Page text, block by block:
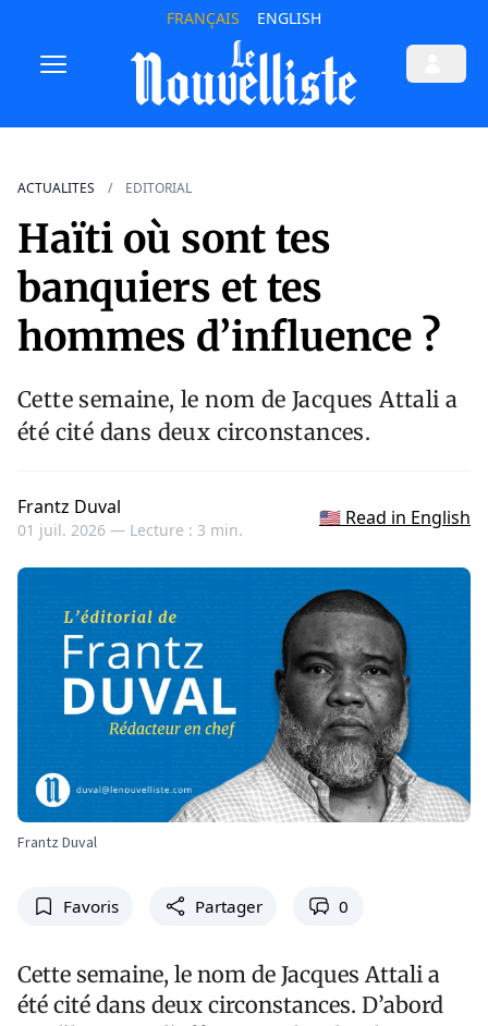
FRANÇAIS ENGLISH
ACTUALITES EDITORIAL
Haïti où sont tes
banquiers et tes
hommes d’influence ?
Cette semaine, le nom de Jacques Attali a
été cité dans deux circonstances.
Frantz Duval
01 juil. 2026 — Lecture : 3 min.
🇺🇸 Read in English
Frantz Duval
Favoris Partager 0
Cette semaine, le nom de Jacques Attali a
été cité dans deux circonstances. D’abord